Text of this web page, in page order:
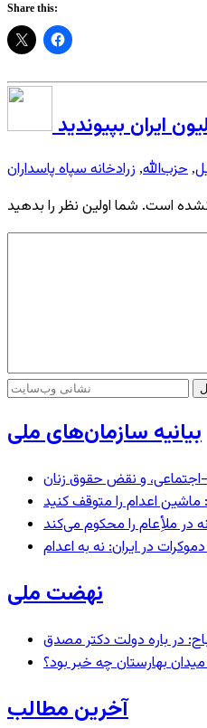
Share this:
ایران بپیوندید
, حزب‌الله, زرادخانه سپاه پاسداران
بیانیه سازمان‌های ملی
و نقض حقوق زنان
در ملأِعام را محکوم می‌کند
در ایران: نه به اعدام
نهضت ملی
در باره دولت دکتر مصدق
آخرین مطالب